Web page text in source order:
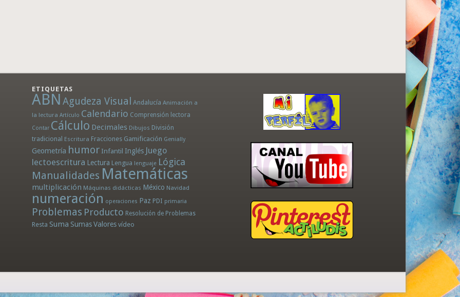
ETIQUETAS
ABN Agudeza Visual Andalucía Animación a
la lectura Artículo Calendario Comprensión lectora
Contar Cálculo Decimales Dibujos División
tradicional Escritura Fracciones Gamificación Genially
Geometría humor Infantil Inglés Juego
lectoescritura Lectura Lengua lenguaje Lógica
Manualidades Matemáticas
multiplicación Máquinas didácticas México Navidad
numeración operaciones Paz PDI primaria
Problemas Producto Resolución de Problemas
Resta Suma SumasValores vídeo